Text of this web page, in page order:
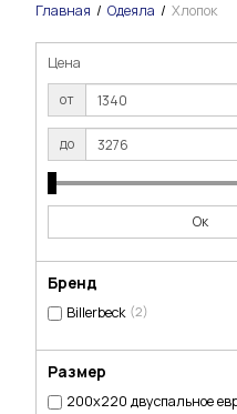
Главная Одеяла Хлопок
Цена
от
до
Ок
Бренд
Billerbeck (2)
Размер
200х220 двуспальное